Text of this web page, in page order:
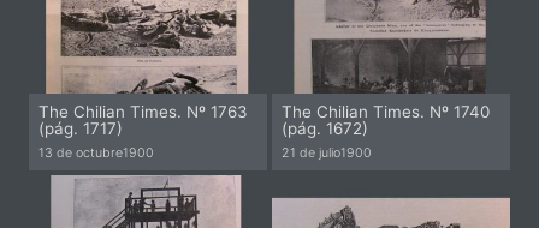
The Chilian Times. Nº 1763
(pág. 1717)
13 de octubre1900
The Chilian Times. Nº 1740
(pág. 1672)
21 de julio1900